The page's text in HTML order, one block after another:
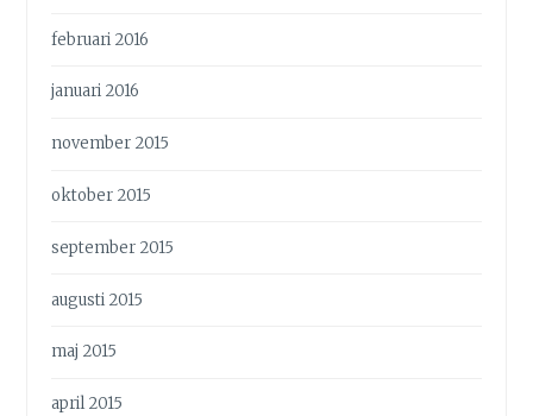
februari 2016
januari 2016
november 2015
oktober 2015
september 2015
augusti 2015
maj 2015
april 2015